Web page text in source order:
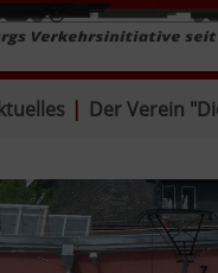
| Der Verein